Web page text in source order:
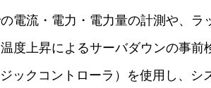
電流・電力・電力量の計測や、ラ
度上昇によるサーバダウンの事前
ックコントローラ）を使用し、シ